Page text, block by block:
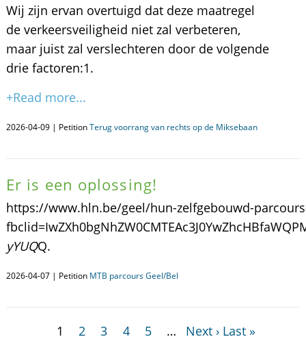
Wij zijn ervan overtuigd dat deze maatregel
de verkeersveiligheid niet zal verbeteren,
maar juist zal verslechteren door de volgende
drie factoren: ​1.
+Read more...
2026-04-09 | PetitionTerug voorrang van rechts op de Miksebaan
Er is een oplossing!
https://www.hln.be/geel/hun-zelfgebouwd-
yYUQQ.
2026-04-07 | Petition MTB parcours Geel/Bel
1 2 3 4 5 … Next › Last »